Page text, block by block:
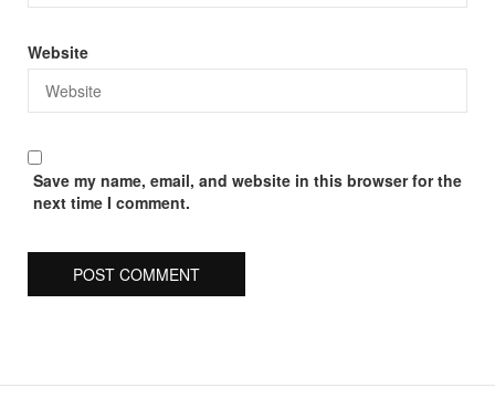
Website
Save my name, email, and website in this browser for the
next time I comment.